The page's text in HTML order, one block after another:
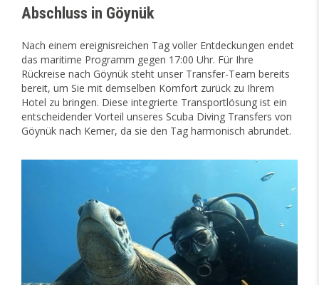
Abschluss in Göynük
Nach einem ereignisreichen Tag voller Entdeckungen endet
das maritime Programm gegen 17:00 Uhr. Für Ihre
Rückreise nach Göynük steht unser Transfer-Team bereits
bereit, um Sie mit demselben Komfort zurück zu Ihrem
Hotel zu bringen. Diese integrierte Transportlösung ist ein
entscheidender Vorteil unseres Scuba Diving Transfers von
Göynük nach Kemer, da sie den Tag harmonisch abrundet.